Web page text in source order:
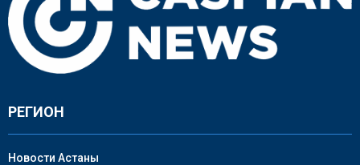
РЕГИОН
Новости Астаны